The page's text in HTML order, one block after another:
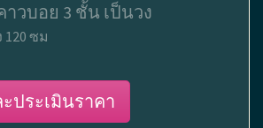
าวบอย 3 ชั้น เป็นวง
ซม
ประเมินราคา